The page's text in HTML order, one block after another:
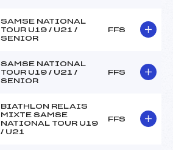
SAMSE NATIONAL
TOUR U19 / U21 /
SENIOR
FFS
SAMSE NATIONAL
TOUR U19 / U21 /
SENIOR
FFS
BIATHLON RELAIS
MIXTE SAMSE
NATIONAL TOUR U19
/ U21
FFS